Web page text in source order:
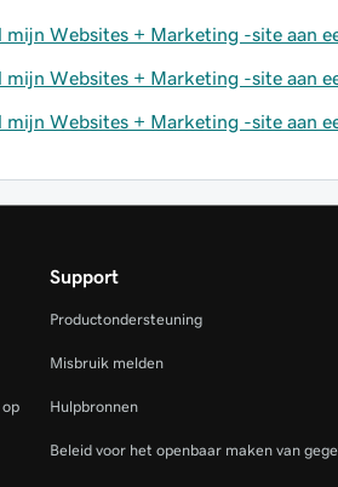
mijn Websites + Marketing -site aan
mijn Websites + Marketing -site aan
mijn Websites + Marketing -site aan
Support
Productondersteuning
Misbruik melden
Hulpbronnen
Beleid voor het openbaar maken van